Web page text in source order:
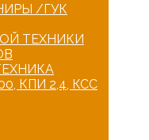
/ГУК
ТЕХНИКИ
КПИ 2,4, КСС